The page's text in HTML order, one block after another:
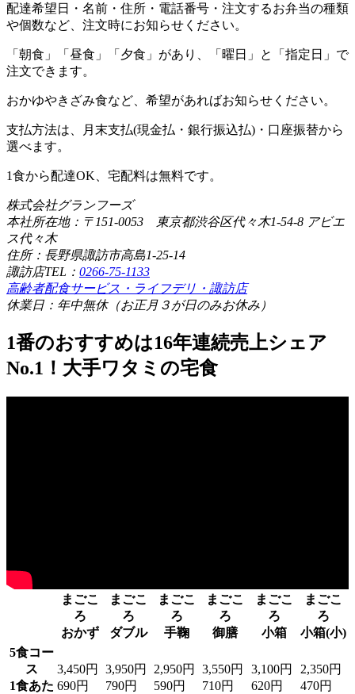
配達希望日・名前・住所・電話番号・注文するお弁当の種類
や個数など、注文時にお知らせください。
「朝食」「昼食」「夕食」があり、「曜日」と「指定日」で
注文できます。
おかゆやきざみ食など、希望があればお知らせください。
支払方法は、月末支払(現金払・銀行振込払)・口座振替から
選べます。
1食から配達OK、宅配料は無料です。
株式会社グランフーズ
本社所在地：〒151-0053 東京都渋谷区代々木1-54-8 アビエ
ス代々木
住所：長野県諏訪市高島1-25-14
諏訪店TEL： 0266-75-1133
高齢者配食サービス・ライフデリ・諏訪店
休業日：年中無休（お正月３が日のみお休み）
1番のおすすめは16年連続売上シェア
No.1！大手ワタミの宅食
まごこ
ろ
おかず
まごこ
ろ
ダブル
まごこ
ろ
手鞠
まごこ
ろ
御膳
まごこ
ろ
小箱
まごこ
ろ
小箱(小)
5食コー
ス
1食あた
3,450円
690円
3,950円
790円
2,950円
590円
3,550円
710円
3,100円
620円
2,350円
470円